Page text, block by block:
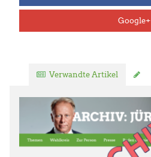
Google+
Verwandte Artikel